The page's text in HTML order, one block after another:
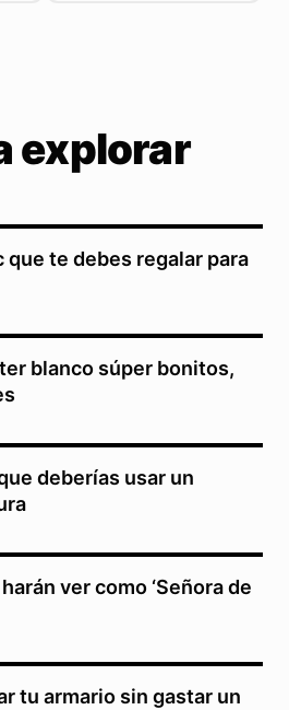
explorar
que te debes regalar para
blanco súper bonitos,
deberías usar un
ver como ‘Señora de
tu armario sin gastar un